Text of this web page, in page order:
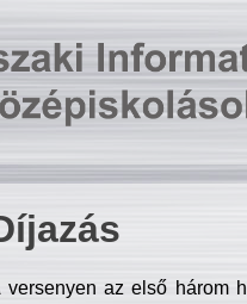
versenyen az első három